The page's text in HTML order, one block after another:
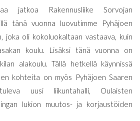
jatkoa Rakennusliike Sorvojan
tänä vuonna luovutimme Pyhäjoen
joka oli kokoluokaltaan vastaava, kuin
koulu. Lisäksi tänä vuonna on
alakoulu. Tällä hetkellä käynnissä
kohteita on myös Pyhäjoen Saaren
uusi liikuntahalli, Oulaisten
lukion muutos- ja korjaustöiden